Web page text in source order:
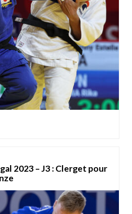
2023 – J3 : Clerget pour